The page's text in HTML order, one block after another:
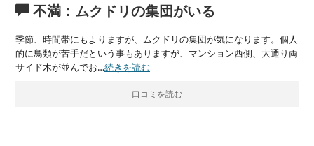
不満：ムクドリの集団がいる
季節、時間帯にもよりますが、ムクドリの集団が気になります。個人
的に鳥類が苦手だという事もありますが、マンション西側、大通り両
サイド木が並んでお…続きを読む
口コミを読む